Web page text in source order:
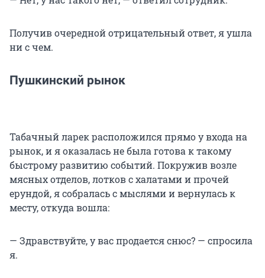
Получив очередной отрицательный ответ, я ушла
ни с чем.
Пушкинский рынок
Табачный ларек расположился прямо у входа на
рынок, и я оказалась не была готова к такому
быстрому развитию событий. Покружив возле
мясных отделов, лотков с халатами и прочей
ерундой, я собралась с мыслями и вернулась к
месту, откуда вошла:
— Здравствуйте, у вас продается снюс? — спросила
я.